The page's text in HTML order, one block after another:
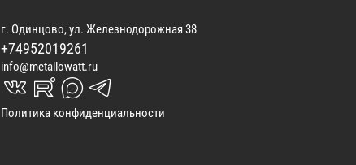
г. Одинцово, ул. Железнодорожная 38
+74952019261
info@metallowatt.ru
vk_in rutube_in max_s telegrams_in
Политика конфиденциальности